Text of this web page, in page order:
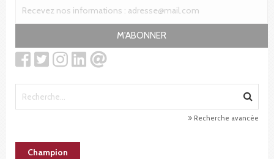
M'ABONNER
Recherche avancée
Champion